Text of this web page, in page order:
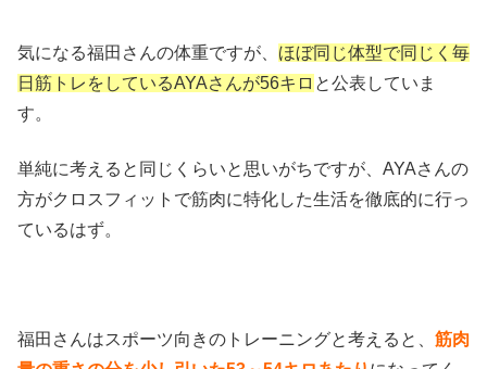
気になる福田さんの体重ですが、 ほぼ同じ体型で同じく毎
日筋トレをしているAYAさんが56キロ と公表していま
す。
単純に考えると同じくらいと思いがちですが、AYAさんの
方がクロスフィットで筋肉に特化した生活を徹底的に行っ
ているはず。
福田さんはスポーツ向きのトレーニングと考えると、 筋肉